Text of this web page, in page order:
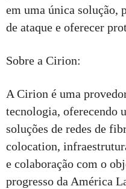
em uma única solução,
de ataque e oferecer
Sobre a Cirion:
A Cirion é uma
tecnologia, oferecendo
soluções de redes de
colocation,
e colaboração com o
progresso da América